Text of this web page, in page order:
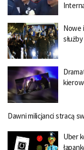
Nowe
Dawni milicjanci stracą
Uber